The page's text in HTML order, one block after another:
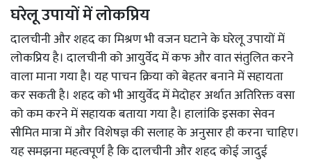
घरेलू उपायों में लोकप्रिय
दालचीनी और शहद का मिश्रण भी वजन घटाने के घरेलू उपायों में
लोकप्रिय है। दालचीनी को आयुर्वेद में कफ और वात संतुलित करने
वाला माना गया है। यह पाचन क्रिया को बेहतर बनाने में सहायता
कर सकती है। शहद को भी आयुर्वेद में मेदोहर अर्थात अतिरिक्त वसा
को कम करने में सहायक बताया गया है। हालांकि इसका सेवन
सीमित मात्रा में और विशेषज्ञ की सलाह के अनुसार ही करना चाहिए।
यह समझना महत्वपूर्ण है कि दालचीनी और शहद कोई जादुई